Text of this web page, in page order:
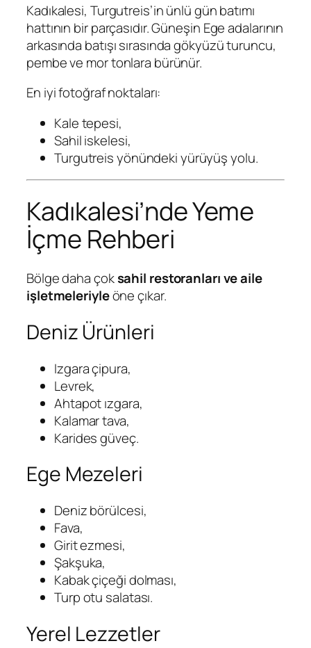
Kadıkalesi, Turgutreis’in ünlü gün batımı
hattının bir parçasıdır. Güneşin Ege adalarının
arkasında batışı sırasında gökyüzü turuncu,
pembe ve mor tonlara bürünür.
En iyi fotoğraf noktaları:
Kale tepesi,
Sahil iskelesi,
Turgutreis yönündeki yürüyüş yolu.
Kadıkalesi’nde Yeme
İçme Rehberi
Bölge daha çoksahil restoranları ve aile
işletmeleriyleöne çıkar.
Deniz Ürünleri
Izgara çipura,
Levrek,
Ahtapot ızgara,
Kalamar tava,
Karides güveç.
Ege Mezeleri
Deniz börülcesi,
Fava,
Girit ezmesi,
Şakşuka,
Kabak çiçeği dolması,
Turp otu salatası.
Yerel Lezzetler